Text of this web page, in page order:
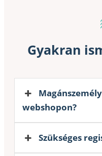
Gyakran
webshopon?
Szükséges